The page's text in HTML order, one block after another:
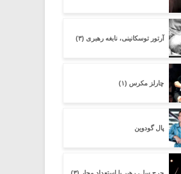
آرتور توسکانینی، نابغه رهبری (۳)
چارلز مکرس (۱)
پال گودوین